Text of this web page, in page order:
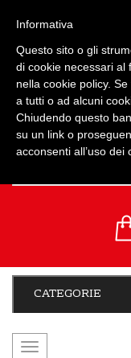
CATEGORIE
navigazione
Informativa
Questo sito o gli
di cookie necessari al
nella cookie policy.
a tutti o ad alcuni
Chiudendo questo
su un link o
acconsenti all’uso dei